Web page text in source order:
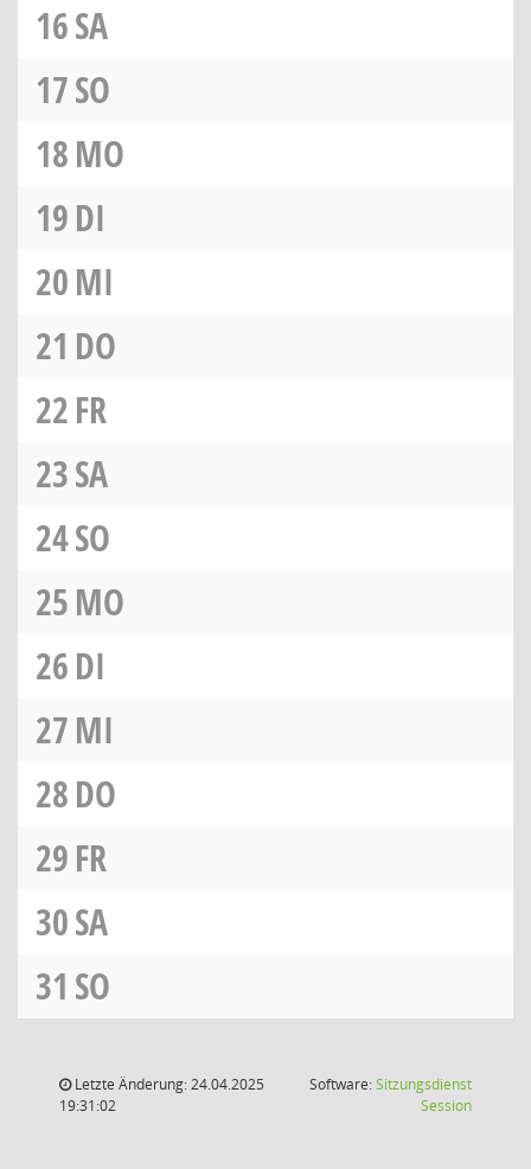
16SA
17SO
18MO
19DI
20MI
21 DO
22FR
23SA
24SO
25MO
26DI
27MI
28DO
29FR
30SA
31 SO
Letzte Änderung: 24.04.2025
19:31:02
Software:Sitzungsdienst
Session(Wird in